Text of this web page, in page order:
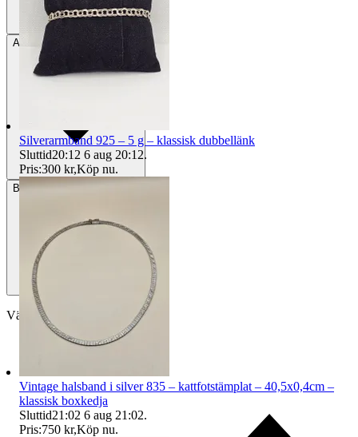
Avhämtning Bålsta, Sverige
Betalning
Välj till köparskydd
Silverarmband 925 – 5 g – klassisk dubbellänk
Sluttid20:12 6 aug 20:12.
Pris:300 kr,Köp nu.
Vintage halsband i silver 835 – kattfotstämplat – 40,5x0,4cm –
klassisk boxkedja
Sluttid21:02 6 aug 21:02.
Pris:750 kr,Köp nu.